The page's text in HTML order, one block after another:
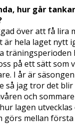
hur går
över att få lira
är hela laget nytt
träningsperioden
på ett sätt som
I år är
så jag tror det blir
och
lagen utvecklas
görs mellan första